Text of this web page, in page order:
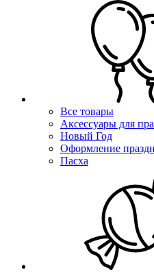
Все товары
Аксессуары для
Новый Год
Оформление
Пасха